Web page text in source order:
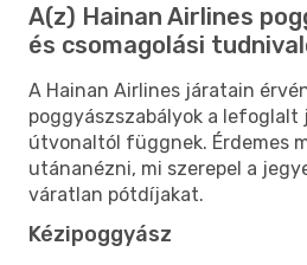
A(z) Hainan Airlines
és csomagolási
A Hainan Airlines járatain
poggyászszabályok a lefoglalt
útvonaltól függnek. Érdemes
utánanézni, mi szerepel a
váratlan pótdíjakat.
Kézipoggyász